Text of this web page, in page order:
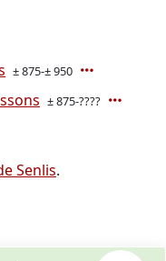
± 875-± 950
± 875-????
Senlis.